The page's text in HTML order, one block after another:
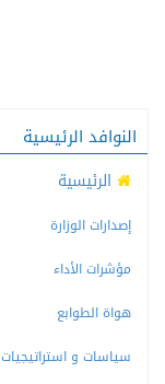
النوافد الرئيسية
الرئيسية
إصدارات الوزارة
مؤشرات الأداء
هواة الطوابع
سياسات و استراتيجيات